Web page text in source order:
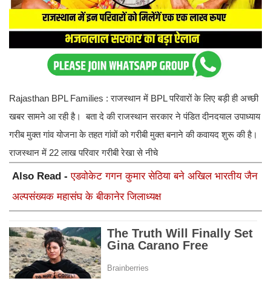
Rajasthan BPL Families : राजस्थान में BPL परिवारों के लिए बड़ी ही अच्छी
खबर सामने आ रही है। बता दे की राजस्थान सरकार ने पंडित दीनदयाल उपाध्याय
गरीब मुक्त गांव योजना के तहत गांवों को गरीबी मुक्त बनाने की कवायद शुरू की है।
राजस्थान में 22 लाख परिवार गरीबी रेखा से नीचे
Also Read -एडवोकेट गगन कुमार सेठिया बने अखिल भारतीय जैन
अल्पसंख्यक महासंघ के बीकानेर जिलाध्यक्ष